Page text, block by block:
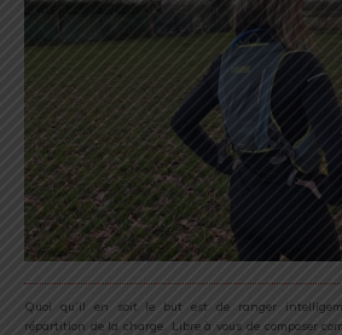
Quoi qu’il en soit le but est de ranger
répartition de la charge. Libre à vous de composer